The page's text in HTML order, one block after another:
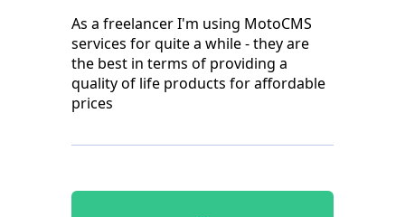
As a freelancer I'm using MotoCMS
services for quite a while - they are
the best in terms of providing a
quality of life products for affordable
prices